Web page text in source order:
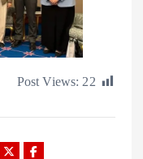
Post Views: